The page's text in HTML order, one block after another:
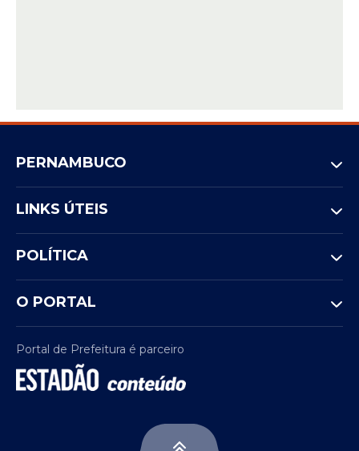
PERNAMBUCO
LINKS ÚTEIS
POLÍTICA
O PORTAL
Portal de Prefeitura é parceiro